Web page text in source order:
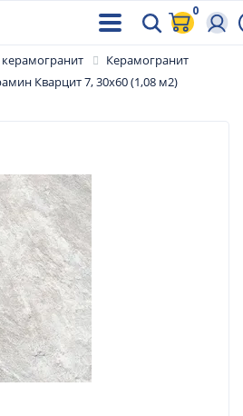
0
Керамогранит
Кварцит 7, 30х60 (1,08 м2)